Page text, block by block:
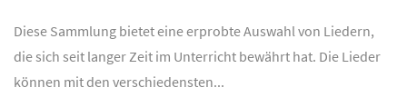
Diese Sammlung bietet eine erprobte Auswahl von Liedern,
die sich seit langer Zeit im Unterricht bewährt hat. Die Lieder
können mit den verschiedensten...